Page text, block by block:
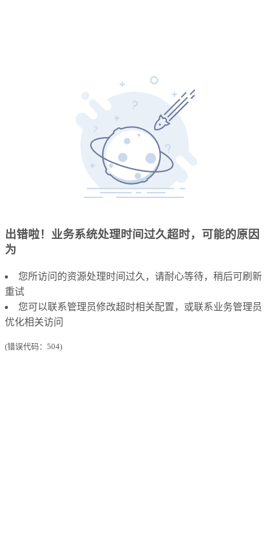
出错啦！业务系统处理时间过久超时，可能的原因
为
您所访问的资源处理时间过久，请耐心等待，稍后可刷新
重试
您可以联系管理员修改超时相关配置，或联系业务管理员
优化相关访问
(错误代码：504)